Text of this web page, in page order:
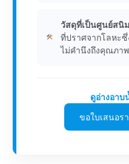
วัสดุที่เป็นศูนย์สนิ
ที่ปราศจากโลหะ
ไม่คำนึงถึงคุณภา
ดูอ่างอาบ
ขอใบเสนอร